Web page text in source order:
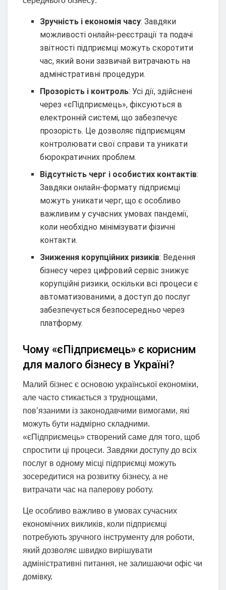
Зручність і економія часу: Завдяки
можливості онлайн-реєстрації та подачі
звітності підприємці можуть скоротити
час, який вони зазвичай витрачають на
адміністративні процедури.
Прозорість і контроль: Усі дії, здійснені
через «єПідприємець», фіксуються в
електронній системі, що забезпечує
прозорість. Це дозволяє підприємцям
контролювати свої справи та уникати
бюрократичних проблем.
Відсутність черг і особистих контактів:
Завдяки онлайн-формату підприємці
можуть уникати черг, що є особливо
важливим у сучасних умовах пандемії,
коли необхідно мінімізувати фізичні
контакти.
Зниження корупційних ризиків: Ведення
бізнесу через цифровий сервіс знижує
корупційні ризики, оскільки всі процеси є
автоматизованими, а доступ до послуг
забезпечується безпосередньо через
платформу.
Чому «єПідприємець» є корисним
для малого бізнесу в Україні?
Малий бізнес є основою української економіки,
але часто стикається з труднощами,
пов’язаними із законодавчими вимогами, які
можуть бути надмірно складними.
«єПідприємець» створений саме для того, щоб
спростити ці процеси. Завдяки доступу до всіх
послуг в одному місці підприємці можуть
зосередитися на розвитку бізнесу, а не
витрачати час на паперову роботу.
Це особливо важливо в умовах сучасних
економічних викликів, коли підприємці
потребують зручного інструменту для роботи,
який дозволяє швидко вирішувати
адміністративні питання, не залишаючи офіс чи
домівку.